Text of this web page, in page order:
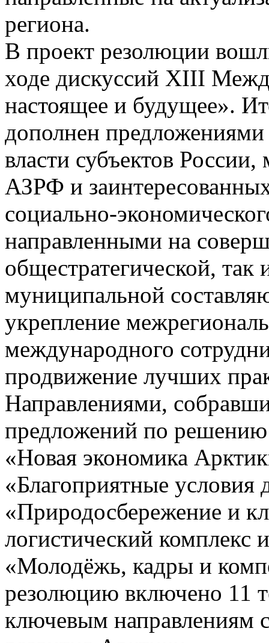
региона.
В проект резолюции
ходе дискуссий XIII
настоящее и будущее».
дополнен предложениями
власти субъектов
АЗРФ и
социально-
направленными на
общестратегической, так
муниципальной
укрепление
международного
продвижение лучших
Направлениями,
предложений по решению
«Новая экономика
«Благоприятные условия
«Природосбережение и
логистический комплекс
«Молодёжь, кадры и
резолюцию включено 11
ключевым направлениям